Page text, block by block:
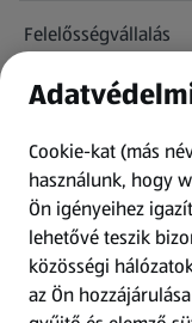
Felelősségvállalás
Információk
Kérdőív
Fizetési lehetőségek
ALDI utalványok
Cookie-kat (más
használunk, hogy
Ön igényeihez
lehetővé teszik
közösségi
az Ön